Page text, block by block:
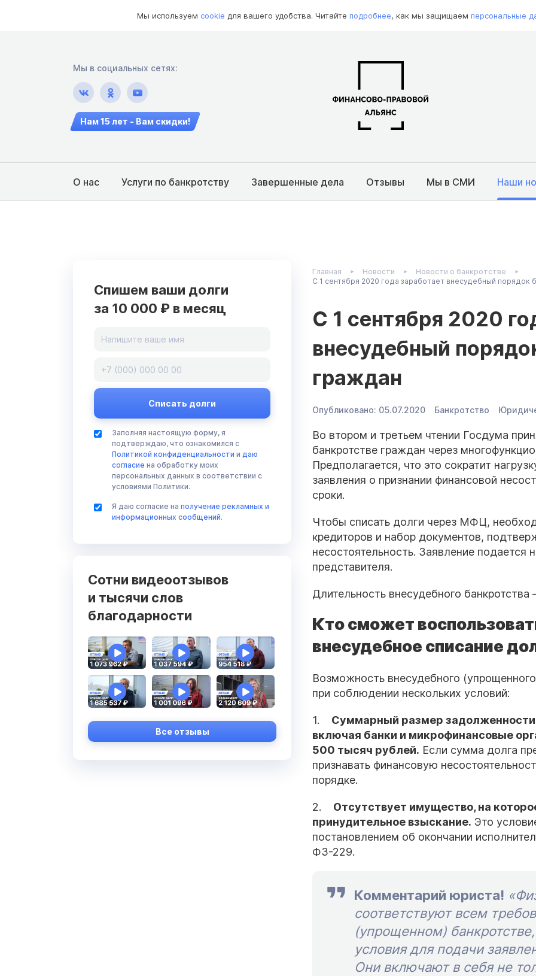
Мы используем cookie для вашего удобства. Читайте подробнее, как мы защищаем персональные
Мы в социальных сетях:
Нам 15 лет - Вам скидки!
О нас Услуги по банкротству Завершенные дела Отзывы Мы в СМИ Наши
Спишем ваши долги
за 10 000 ₽ в месяц
Заполняя настоящую форму, я
подтверждаю, что ознакомился с
Политикой конфиденциальности и даю
согласие на обработку моих
персональных данных в соответствии с
условиями Политики.
Я даю согласие на получение рекламных и
информационных сообщений.
Сотни видеоотзывов
и тысячи слов
благодарности
Все отзывы
Главная Новости
Новости о банкротстве
С 1 сентября 2020 года заработает внесудебный порядок
С 1 сентября 2020
внесудебный
граждан
Опубликовано: 05.07.2020 Банкротство
Во втором и третьем чтении Госдума
банкротстве граждан через
Предполагается, что это сократит
заявления о признании финансовой
сроки.
Чтобы списать долги через МФЦ,
кредиторов и набор документов,
несостоятельность. Заявление подается
представителя.
Длительность внесудебного банкротства
Кто сможет
внесудебное списание
Возможность внесудебного
при соблюдении нескольких условий:
1. Суммарный размер
включая банки и микрофинансовые
500 тысяч рублей. Если сумма долга
признавать финансовую
порядке.
2. Отсутствует имущество, на
принудительное взыскание. Это
постановлением об окончании
ФЗ-229.
Комментарий юриста!
соответствуют всем
(упрощенном)
условия для подачи
Они включают в себя не